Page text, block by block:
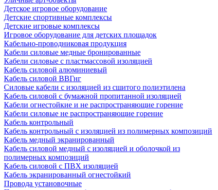
Детское игровое оборудование
Детские спортивные комплексы
Детские игровые комплексы
Игровое оборудование для детских площадок
Кабельно-проводниковая продукция
Кабели силовые медные бронированные
Кабели силовые с пластмассовой изоляцией
Кабель силовой алюминиевый
Кабель силовой ВВГнг
Силовые кабели с изоляцией из сшитого полиэтилена
Кабель силовой с бумажной пропитанной изоляцией
Кабели огнестойкие и не распространяющие горение
Кабели силовые не распространяющие горение
Кабель контрольный
Кабель контрольный с изоляцией из полимерных композиций
Кабель медный экранированный
Кабель силовой медный с изоляцией и оболочкой из
полимерных композиций
Кабель силовой с ПВХ изоляцией
Кабель экранированный огнестойкий
Провода установочные